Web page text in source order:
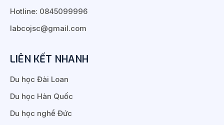
Hotline: 0845099996
labcojsc@gmail.com
LIÊN KẾT NHANH
Du học Đài Loan
Du học Hàn Quốc
Du học nghề Đức